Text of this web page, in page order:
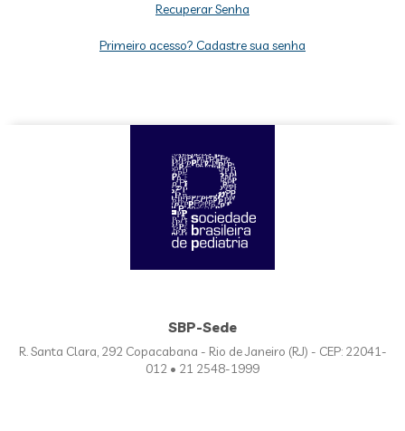
Recuperar Senha
Primeiro acesso? Cadastre sua senha
SBP-Sede
R. Santa Clara, 292 Copacabana - Rio de Janeiro (RJ) - CEP: 22041-
012 • 21 2548-1999